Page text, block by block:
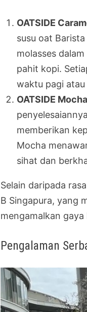
OATSIDE
susu oat
molasses
pahit kopi.
waktu pagi
OATSIDE Mocha
memberikan
Mocha
sihat dan
Selain daripada
B Singapura, yang
mengamalkan
Pengalaman